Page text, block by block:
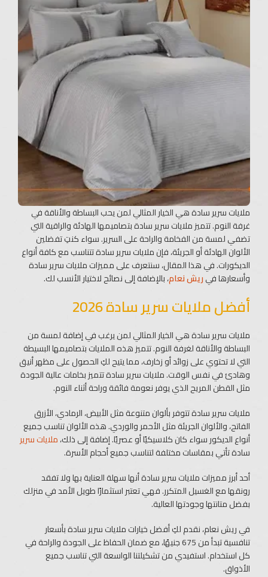
ملايات سرير سادة هي الخيار المثالي لمن يحب البساطة والأناقة في
غرفة النوم. تتميز ملايات سرير سادة بتصاميمها الهادئة والراقية التي
تضفي لمسة من الفخامة والراحة على السرير. سواء كنتِ تفضلين
الألوان الهادئة أو الجريئة، فإن ملايات سرير سادة تتناسب مع كافة أنواع
الديكورات. في هذا المقال، سنتعرف على مميزات ملايات سرير سادة
وأسعارها فيريش نعام، بالإضافة إلى نصائح لاختيار الأنسب لك.
أفضل ملايات سرير سادة 2026
ملايات سرير سادة هي الخيار المثالي لمن يرغب في إضافة لمسة من
البساطة والأناقة لغرفة النوم. تتميز هذه الملايات بتصاميمها البسيطة
التي لا تحتوي على زوائد أو زخارف، مما يتيح لكِ الحصول على مظهر أنيق
وهادئ في نفس الوقت. ملايات سرير سادة تتميز بخامات عالية الجودة
مثل القطن المريح الذي يوفر نعومة فائقة وراحة أثناء النوم.
ملايات سرير سادة تتوفر بألوان متنوعة مثل الأبيض، الرمادي، الأزرق
الفاتح، والألوان الجريئة مثل الأحمر والوردي. هذه الألوان تناسب جميع
أنواع الديكور سواء كان كلاسيكيًا أو عصريًا. إضافة إلى ذلك،ملايات سرير
سادة تأتي بمقاسات مختلفة لتناسب جميع أحجام الأسرة.
أحد أبرز مميزات ملايات سرير سادة أنها سهلة العناية بها ولا تفقد
رونقها مع الغسيل المتكرر. فهي تعتبر استثمارًا طويل الأمد في منزلك
بفضل متانتها وجودتها العالية.
في ريش نعام، نقدم لكِ أفضل خيارات ملايات سرير سادة بأسعار
تنافسية تبدأ من 675 جنيهًا، مع ضمان الحفاظ على الجودة والراحة في
كل استخدام. استفيدي من تشكيلتنا الواسعة التي تناسب جميع
الأذواق.